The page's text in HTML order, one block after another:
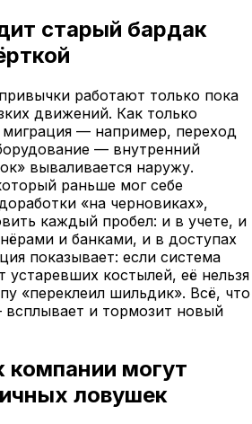
старый бардак
работают только пока
движений. Как только
миграция — например, переход
— внутренний
вываливается наружу.
раньше мог себе
«на черновиках»,
каждый пробел: и в учете, и
и банками, и в доступах
показывает: если система
устаревших костылей, её нельзя
«переклеил шильдик». Всё, что
и тормозит новый
компании могут
ловушек